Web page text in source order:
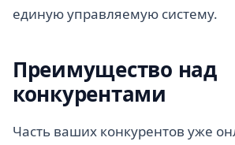
единую управляемую систему.
Преимущество над
конкурентами
Часть ваших конкурентов уже